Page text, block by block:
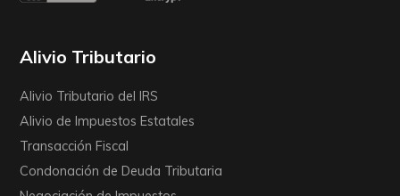
Alivio Tributario
Alivio Tributario del IRS
Alivio de Impuestos Estatales
Transacción Fiscal
Condonación de Deuda Tributaria